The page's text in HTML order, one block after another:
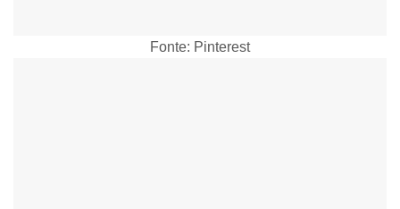
Fonte: Pinterest